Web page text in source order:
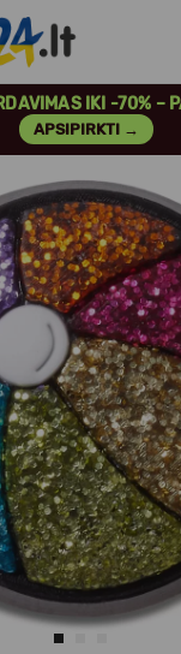
IKI -70% –
APSIPIRKTI →